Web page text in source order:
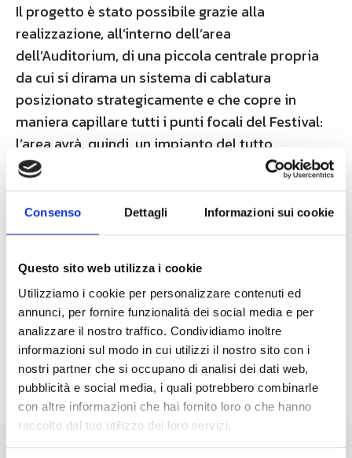
Consenso Dettagli Informazioni sui cookie
Questo sito web utilizza i cookie
Utilizziamo i cookie per personalizzare contenuti ed
annunci, per fornire funzionalità dei social media e per
analizzare il nostro traffico. Condividiamo inoltre
informazioni sul modo in cui utilizzi il nostro sito con i
nostri partner che si occupano di analisi dei dati web,
pubblicità e social media, i quali potrebbero combinarle
con altre informazioni che hai fornito loro o che hanno
raccolto dal tuo utilizzo dei loro servizi.
Il progetto è stato possibile grazie alla
realizzazione, all’interno dell’area
dell’Auditorium, di una piccola centrale propria
da cui si dirama un sistema di cablatura
posizionato strategicamente e che copre in
maniera capillare tutti i punti focali del Festival:
l’area avrà, quindi, un impianto del tutto
autonomo che assicurerà una connessione
performante anche nei momenti di maggiore
affluenza di pubblico.
l’occasione:” È una conferma importante e
contribuisce a rendere Unidata un’azienda di
Internet Service Provider dal profilo altamente
affidabile per le esigenze di luoghi con grande
affluenza”.